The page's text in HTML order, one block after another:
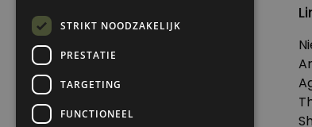
© 2026 Genoeg .
Alle rechten voorbehouden.
STRIKT NOODZAKELIJK
PRESTATIE
TARGETING
FUNCTIONEEL